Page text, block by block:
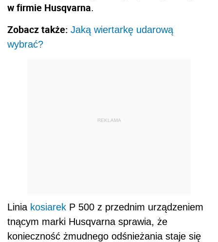
w firmie Husqvarna.
Zobacz także: Jaką wiertarkę udarową
wybrać?
REKLAMA
Linia kosiarek P 500 z przednim urządzeniem
tnącym marki Husqvarna sprawia, że
konieczność żmudnego odśnieżania staje się